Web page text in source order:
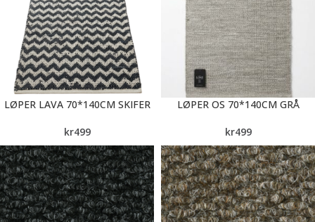
LØPER LAVA 70*140CM SKIFER
kr499
LØPER OS 70*140CM GRÅ
kr499